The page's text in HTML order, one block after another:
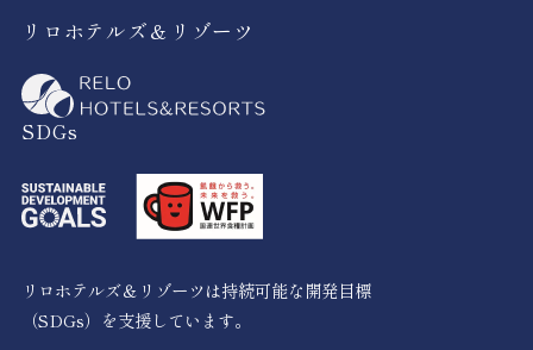
リロホテルズ＆リゾーツ
SDGs
リロホテルズ＆リゾーツは持続可能な開発目標
（SDGs）を支援しています。